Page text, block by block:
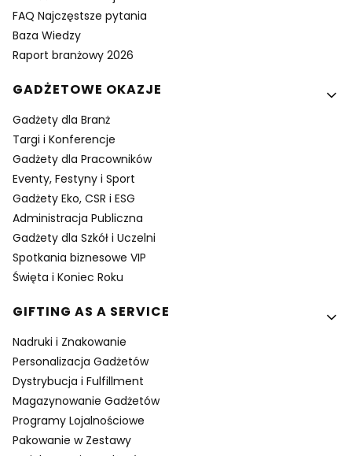
FAQ Najczęstsze pytania
Baza Wiedzy
Raport branżowy 2026
GADŻETOWE OKAZJE
Gadżety dla Branż
Targi i Konferencje
Gadżety dla Pracowników
Eventy, Festyny i Sport
Gadżety Eko, CSR i ESG
Administracja Publiczna
Gadżety dla Szkół i Uczelni
Spotkania biznesowe VIP
Święta i Koniec Roku
GIFTING AS A SERVICE
Nadruki i Znakowanie
Personalizacja Gadżetów
Dystrybucja i Fulfillment
Magazynowanie Gadżetów
Programy Lojalnościowe
Pakowanie w Zestawy